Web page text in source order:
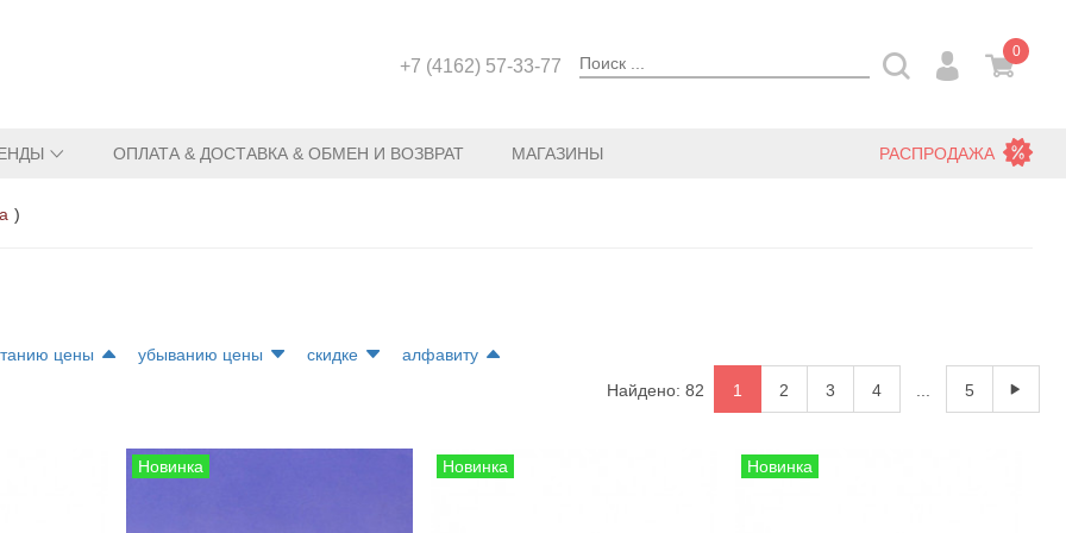
+7 (4162) 57-33-77
0
ОПЛАТА & ДОСТАВКА & ОБМЕН И ВОЗВРАТ МАГАЗИНЫ РАСПРОДАЖА
)
цены убыванию цены скидке
алфавиту
Найдено: 82
1 2 3 4 5